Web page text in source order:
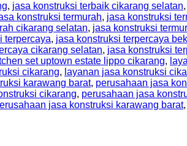
, jasa konstruksi terbaik cikarang selatan,
konstruksi termurah, jasa konstruksi
cikarang selatan, jasa konstruksi
terpercaya, jasa konstruksi terpercaya
cikarang selatan, jasa konstruksi
set uptown estate lippo cikarang,
cikarang, layanan jasa konstruksi
karawang barat, perusahaan jasa
cikarang, perusahaan jasa
jasa konstruksi karawang barat,